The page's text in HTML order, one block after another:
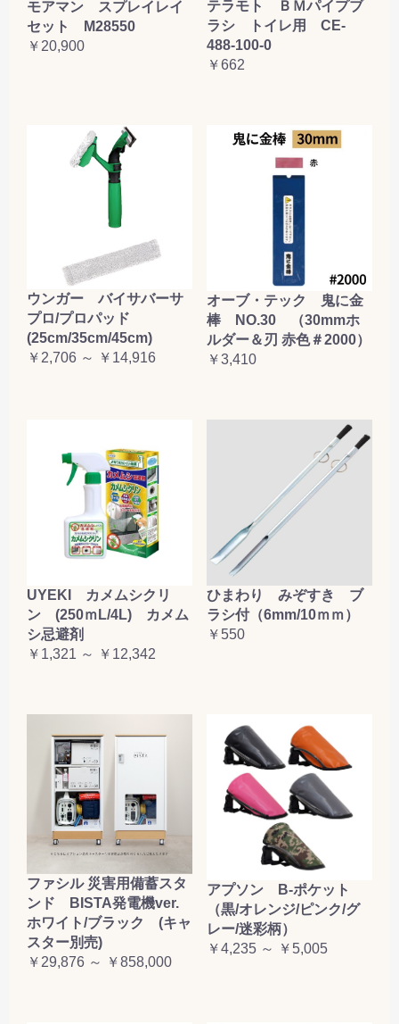
お買い物を続ける カートへ進む
モアマン スプレイレイ
セット M28550
￥20,900
テラモト ＢＭパイプブ
ラシ トイレ用 CE-
488-100-0
￥662
ウンガー バイサバーサ
プロ/プロパッド
(25cm/35cm/45cm)
￥2,706 ～ ￥14,916
オーブ・テック 鬼に金
棒 NO.30 （30mmホ
ルダー＆刃 赤色＃2000）
￥3,410
UYEKI カメムシクリ
ン (250ｍL/4L) カメム
シ忌避剤
￥1,321 ～ ￥12,342
ひまわり みぞすき ブ
ラシ付（6mm/10ｍｍ）
￥550
ファシル 災害用備蓄スタ
ンド BISTA発電機ver.
ホワイト/ブラック (キャ
スター別売)
￥29,876 ～ ￥858,000
アプソン B-ポケット
（黒/オレンジ/ピンク/グ
レー/迷彩柄）
￥4,235 ～ ￥5,005